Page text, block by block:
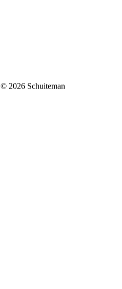
© 2026 Schuiteman